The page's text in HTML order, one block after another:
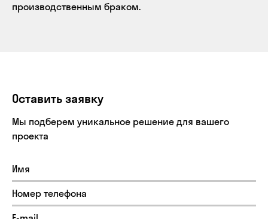
производственным браком.
Оставить заявку
Мы подберем уникальное решение для вашего
проекта